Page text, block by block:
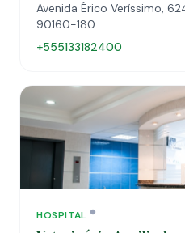
Avenida Érico Veríssimo,
90160-180
+555133182400
HOSPITAL